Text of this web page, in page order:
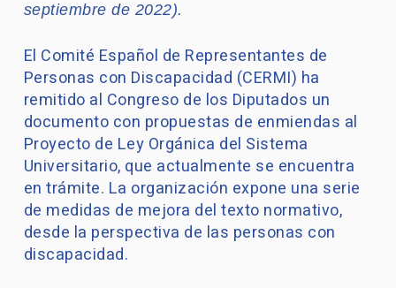
septiembre de 2022).
El Comité Español de Representantes de
Personas con Discapacidad (CERMI) ha
remitido al Congreso de los Diputados un
documento con propuestas de enmiendas al
Proyecto de Ley Orgánica del Sistema
Universitario, que actualmente se encuentra
en trámite. La organización expone una serie
de medidas de mejora del texto normativo,
desde la perspectiva de las personas con
discapacidad.